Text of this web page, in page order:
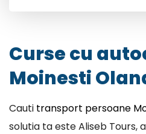
Curse cu
Moinesti
Cauti transport persoane
solutia ta este Aliseb Tours,